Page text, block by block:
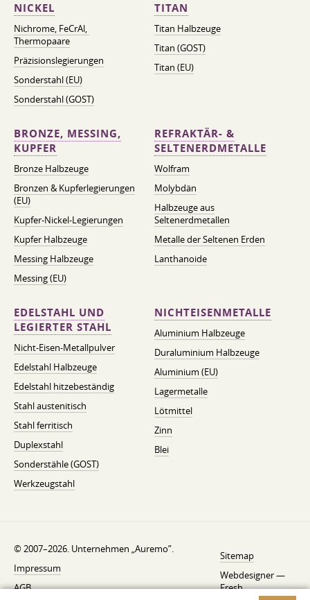
NICKEL
Nichrome, FeСrAl, ​​
Thermopaare
Präzisionslegierungen
Sonderstahl (EU)
Sonderstahl (GOST)
TITAN
Titan Halbzeuge
Titan (GOST)
Titan (EU)
BRONZE, MESSING,
KUPFER
Bronze Halbzeuge
Bronzen & Kupferlegierungen
(EU)
Kupfer-Nickel-Legierungen
Kupfer Halbzeuge
Messing Halbzeuge
Messing (EU)
REFRAKTÄR- &
SELTENERDMETALLE
Wolfram
Molybdän
Halbzeuge aus
Seltenerdmetallen
Metalle der Seltenen Erden
Lanthanoide
EDELSTAHL UND
LEGIERTER STAHL
Nicht-Eisen-Metallpulver
Edelstahl Halbzeuge
Edelstahl hitzebeständig
Stahl austenitisch
Stahl ferritisch
Duplexstahl
Sonderstähle (GOST)
Werkzeugstahl
NICHTEISENMETALLE
Aluminium Halbzeuge
Duraluminium Halbzeuge
Aluminium (EU)
Lagermetalle
Lötmittel
Zinn
Blei
© 2007–2026. Unternehmen „Auremo”.
Impressum
AGB
Sitemap
Webdesigner —
Fresh